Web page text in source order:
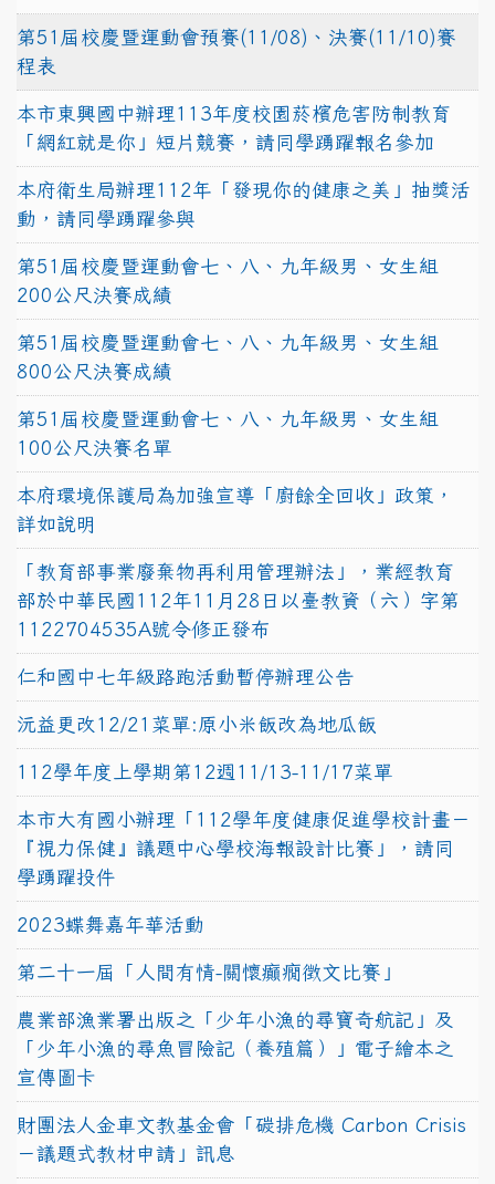
第51屆校慶暨運動會預賽(11/08)、決賽(11/10)賽
程表
本市東興國中辦理113年度校園菸檳危害防制教育
「網紅就是你」短片競賽，請同學踴躍報名參加
本府衛生局辦理112年「發現你的健康之美」抽獎活
動，請同學踴躍參與
第51屆校慶暨運動會七、八、九年級男、女生組
200公尺決賽成績
第51屆校慶暨運動會七、八、九年級男、女生組
800公尺決賽成績
第51屆校慶暨運動會七、八、九年級男、女生組
100公尺決賽名單
本府環境保護局為加強宣導「廚餘全回收」政策，
詳如說明
「教育部事業廢棄物再利用管理辦法」，業經教育
部於中華民國112年11月28日以臺教資（六）字第
1122704535A號令修正發布
仁和國中七年級路跑活動暫停辦理公告
沅益更改12/21菜單:原小米飯改為地瓜飯
112學年度上學期第12週11/13-11/17菜單
本市大有國小辦理「112學年度健康促進學校計畫－
『視力保健』議題中心學校海報設計比賽」，請同
學踴躍投件
2023蝶舞嘉年華活動
第二十一屆「人間有情-關懷癲癇徵文比賽」
農業部漁業署出版之「少年小漁的尋寶奇航記」及
「少年小漁的尋魚冒險記（養殖篇）」電子繪本之
宣傳圖卡
財團法人金車文教基金會「碳排危機 Carbon Crisis
－議題式教材申請」訊息